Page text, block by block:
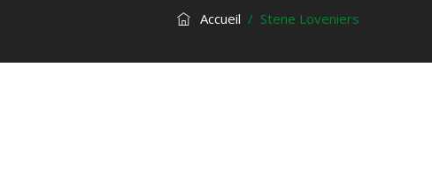
Accueil / Stene Loveniers